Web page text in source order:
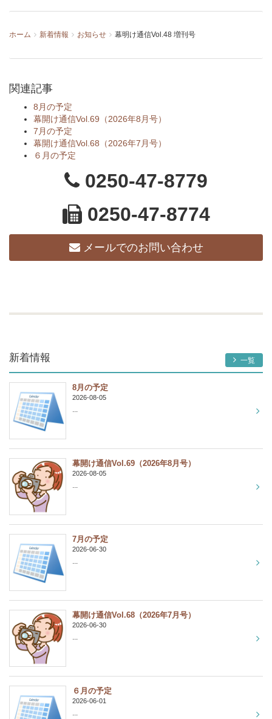
ホーム 新着情報 お知らせ 幕明け通信Vol.48 増刊号
関連記事
8月の予定
幕開け通信Vol.69（2026年8月号）
7月の予定
幕開け通信Vol.68（2026年7月号）
６月の予定
0250-47-8779
0250-47-8774
メールでのお問い合わせ
新着情報 一覧
8月の予定
2026-08-05
幕開け通信Vol.69（2026年8月号）
2026-08-05
7月の予定
2026-06-30
幕開け通信Vol.68（2026年7月号）
2026-06-30
６月の予定
2026-06-01